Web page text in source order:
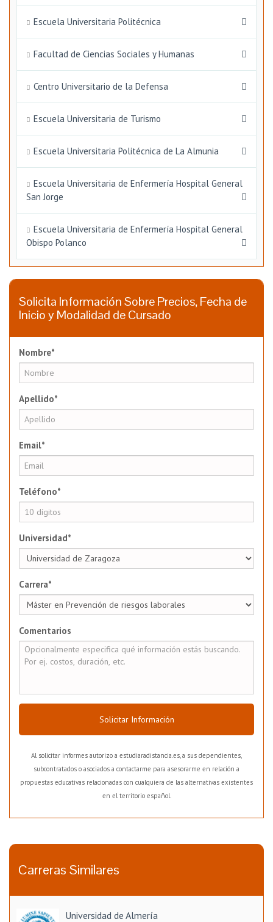
Escuela Universitaria Politécnica
Facultad de Ciencias Sociales y Humanas
Centro Universitario de la Defensa
Escuela Universitaria de Turismo
Escuela Universitaria Politécnica de La Almunia
Escuela Universitaria de Enfermería Hospital General
San Jorge
Escuela Universitaria de Enfermería Hospital General
Obispo Polanco
Solicita Información Sobre Precios, Fecha de
Inicio y Modalidad de Cursado
Nombre*
Apellido*
Email*
Teléfono*
Universidad*
Carrera*
Comentarios
Solicitar Información
Al solicitar informes autorizo a estudiaradistancia.es, a sus dependientes,
subcontratados o asociados a contactarme para asesorarme en relación a
propuestas educativas relacionadas con cualquiera de las alternativas existentes
en el territorio español.
Carreras Similares
Universidad de Almería